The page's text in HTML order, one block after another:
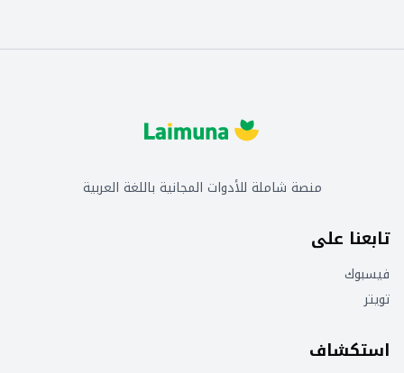
منصة شاملة للأدوات المجانية باللغة العربية
تابعنا على
فيسبوك
تويتر
استكشاف